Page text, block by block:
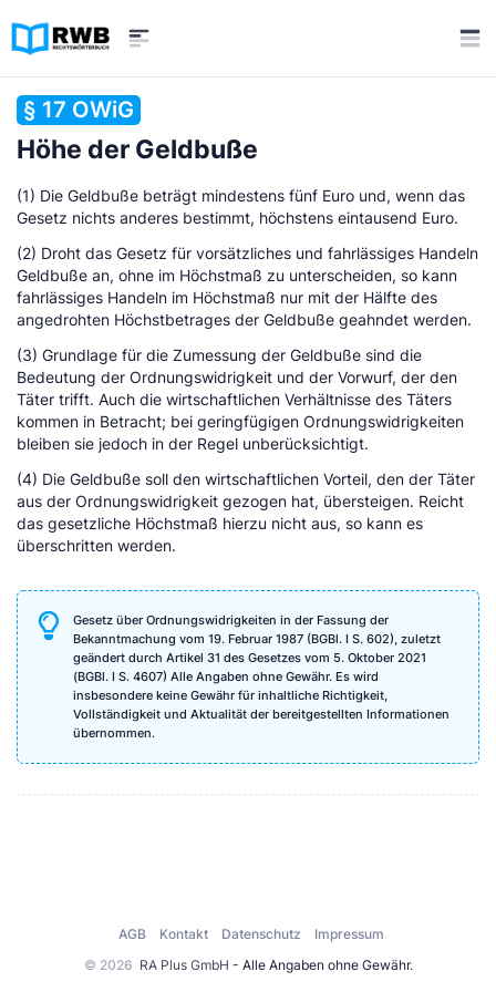
§ 17 OWiG
Höhe der Geldbuße
(1) Die Geldbuße beträgt mindestens fünf Euro und, wenn das
Gesetz nichts anderes bestimmt, höchstens eintausend Euro.
(2) Droht das Gesetz für vorsätzliches und fahrlässiges Handeln
Geldbuße an, ohne im Höchstmaß zu unterscheiden, so kann
fahrlässiges Handeln im Höchstmaß nur mit der Hälfte des
angedrohten Höchstbetrages der Geldbuße geahndet werden.
(3) Grundlage für die Zumessung der Geldbuße sind die
Bedeutung der Ordnungswidrigkeit und der Vorwurf, der den
Täter trifft. Auch die wirtschaftlichen Verhältnisse des Täters
kommen in Betracht; bei geringfügigen Ordnungswidrigkeiten
bleiben sie jedoch in der Regel unberücksichtigt.
(4) Die Geldbuße soll den wirtschaftlichen Vorteil, den der Täter
aus der Ordnungswidrigkeit gezogen hat, übersteigen. Reicht
das gesetzliche Höchstmaß hierzu nicht aus, so kann es
überschritten werden.
Gesetz über Ordnungswidrigkeiten in der Fassung der
Bekanntmachung vom 19. Februar 1987 (BGBl. I S. 602), zuletzt
geändert durch Artikel 31 des Gesetzes vom 5. Oktober 2021
(BGBl. I S. 4607) Alle Angaben ohne Gewähr. Es wird
insbesondere keine Gewähr für inhaltliche Richtigkeit,
Vollständigkeit und Aktualität der bereitgestellten Informationen
übernommen.
© 2026 RA Plus GmbH - Alle Angaben ohne Gewähr.
AGB Kontakt Datenschutz Impressum